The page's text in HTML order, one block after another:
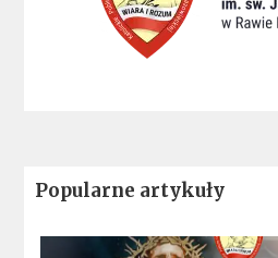
Popularne artykuły